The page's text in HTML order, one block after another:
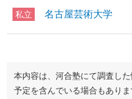
私立 名古屋芸術大学
本内容は、河合塾にて調査し
予定を含んでいる場合もあり